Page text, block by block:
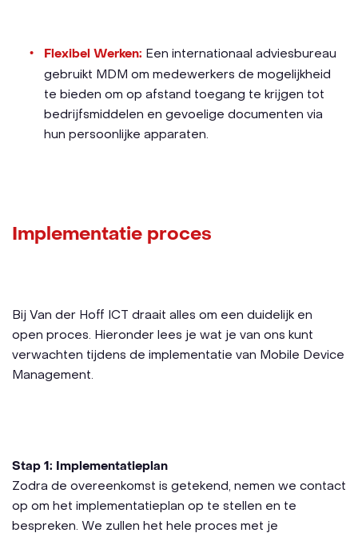
Flexibel Werken: Een internationaal adviesbureau
gebruikt MDM om medewerkers de mogelijkheid
te bieden om op afstand toegang te krijgen tot
bedrijfsmiddelen en gevoelige documenten via
hun persoonlijke apparaten.
Implementatie proces
Bij Van der Hoff ICT draait alles om een duidelijk en
open proces. Hieronder lees je wat je van ons kunt
verwachten tijdens de implementatie van Mobile Device
Management.
Stap 1: Implementatieplan
Zodra de overeenkomst is getekend, nemen we contact
op om het implementatieplan op te stellen en te
bespreken. We zullen het hele proces met je